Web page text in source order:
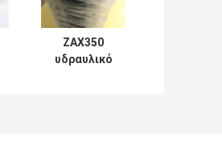
ZAX350
υδραυλικό